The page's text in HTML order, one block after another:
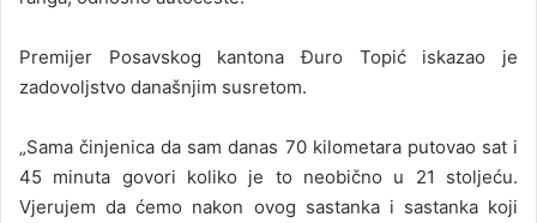
Premijer Posavskog kantona Đuro Topić iskazao je
zadovoljstvo današnjim susretom.
„Sama činjenica da sam danas 70 kilometara putovao sat i
45 minuta govori koliko je to neobično u 21 stoljeću.
Vjerujem da ćemo nakon ovog sastanka i sastanka koji